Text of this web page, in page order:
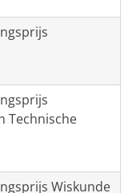
Technische
Wiskunde